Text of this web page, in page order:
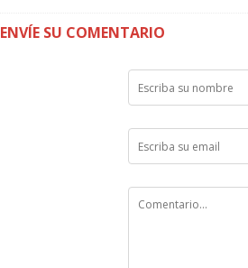
ENVÍE SU COMENTARIO